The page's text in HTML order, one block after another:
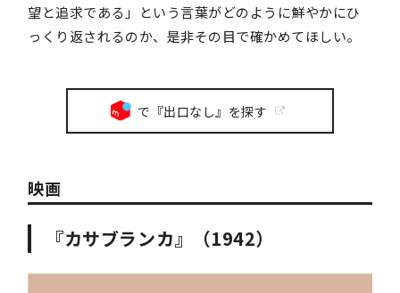
望と追求である」という言葉がどのように鮮やかにひ
っくり返されるのか、是非その目で確かめてほしい。
で『出口なし』を探す
映画
『カサブランカ』（1942）